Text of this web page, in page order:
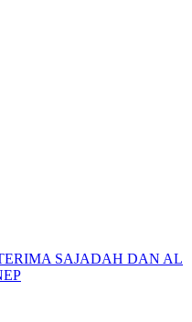
SAJADAH DAN AL